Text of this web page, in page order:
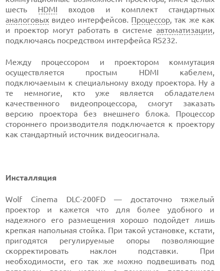
шесть HDMI входов и комплект стандартных
аналоговых видео интерфейсов. Процессор, так же как
и проектор могут работать в системе автоматизации,
подключаясь посредством интерфейса RS232.
Между процессором и проектором коммутация
осуществляется простым HDMI кабелем,
подключаемым к специальному входу проектора. Ну а
те немногие, кто уже является обладателем
качественного видеопроцессора, смогут заказать
версию проектора без внешнего блока. Процессор
стороннего производителя подключается к проектору
как стандартный источник видеосигнала.
Инсталляция
Wolf Cinema DLC-200FD — достаточно тяжелый
проектор и кажется что для более удобного и
надежного его размещения хорошо подойдет лишь
крепкая напольная стойка. При такой установке, кстати,
пригодятся регулируемые опоры позволяющие
скорректировать наклон подставки. При
необходимости, его так же можно подвешивать под